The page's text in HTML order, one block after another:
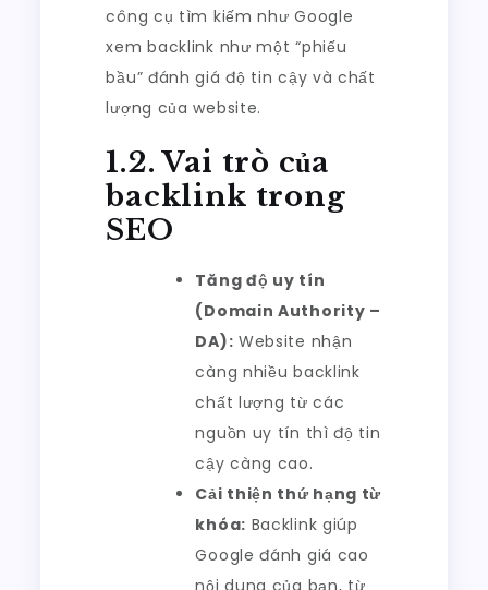
công cụ tìm kiếm như Google
xem backlink như một “phiếu
bầu” đánh giá độ tin cậy và chất
lượng của website.
1.2. Vai trò của
backlink trong
SEO
Tăng độ uy tín
(Domain Authority –
DA): Website nhận
càng nhiều backlink
chất lượng từ các
nguồn uy tín thì độ tin
cậy càng cao.
Cải thiện thứ hạng từ
khóa: Backlink giúp
Google đánh giá cao
nội dung của bạn, từ